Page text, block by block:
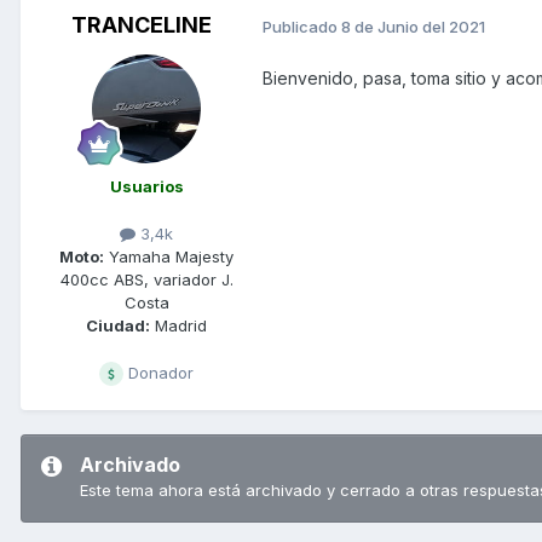
TRANCELINE
Usuarios
3,4k
Moto: Yamaha Majesty
400cc ABS, variador J.
Costa
Ciudad: Madrid
Donador
Publicado 8 de Junio del 2021
Bienvenido, pasa, toma sitio y
Archivado
Este tema ahora está archivado y cerrado a otras